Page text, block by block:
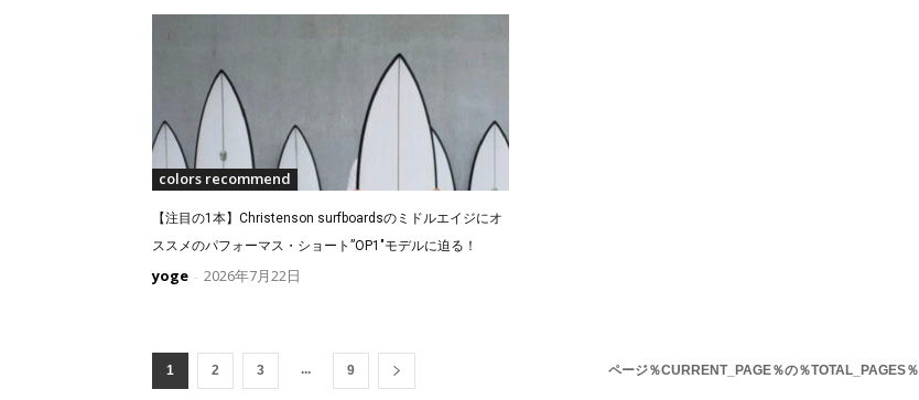
colors recommend
【注目の1本】Christenson surfboardsのミドルエイジにオ
ススメのパフォーマス・ショート”OP1″モデルに迫る！
yoge - 2026年7月22日
1 2 3 ... 9 ページ％CURRENT_PAGE％の％TOTAL_PAGES％